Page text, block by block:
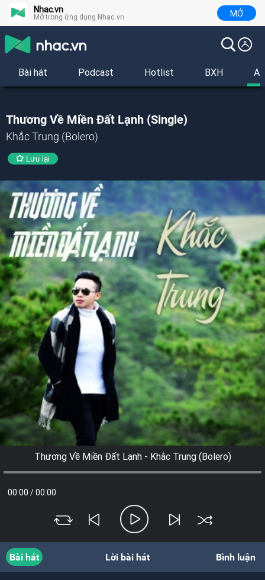
Nhac.vn
Mở trong ứng dụng Nhac.vn MỞ
Bài hát Podcast Hotlist BXH
Thương Về Miền Đất Lạnh (Single)
Khắc Trung (Bolero)
Lưu lại
Thương Về Miền Đất Lạnh - Khắc Trung (Bolero)
00:00 /00:00
Bài hát Lời bài hát Bình luận